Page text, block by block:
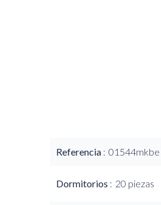
Referencia 01544mkbe
Dormitorios 20 piezas